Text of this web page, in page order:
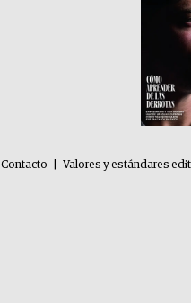
Contacto Valores y estándares